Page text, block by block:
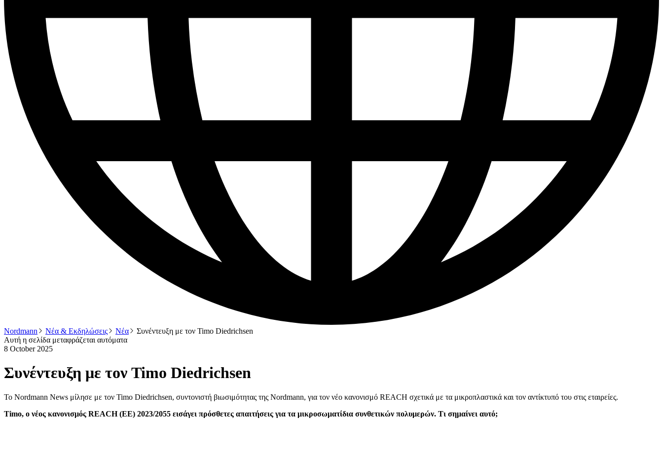
Nordmann Νέα & Εκδηλώσεις Νέα
Συνέντευξη με τον Timo Diedrichsen
Αυτή η σελίδα μεταφράζεται αυτόματα
8 October 2025
Συνέντευξη με τον Timo Diedrichsen
Το Nordmann News μίλησε με τον Timo Diedrichsen, συντονιστή βιωσιμότητας της Nordmann, για τον νέο κανονισμό REACH σχετικά με τα μικροπλαστικά και τον αντίκτυπό του στις εταιρείες.
Timo, ο νέος κανονισμός REACH (ΕΕ) 2023/2055 εισάγει πρόσθετες απαιτήσεις για τα μικροσωματίδια συνθετικών πολυμερών. Τι σημαίνει αυτό;